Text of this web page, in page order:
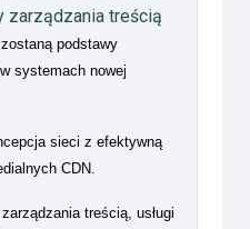
zarządzania treścią
podstawy
systemach nowej
sieci z efektywną
CDN.
treścią, usługi